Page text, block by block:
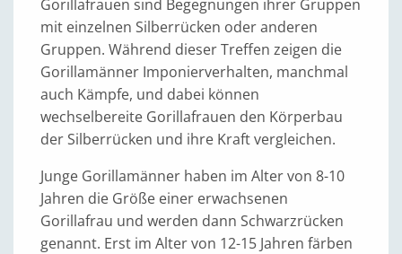
Gorillafrauen sind Begegnungen ihrer Gruppen
mit einzelnen Silberrücken oder anderen
Gruppen. Während dieser Treffen zeigen die
Gorillamänner Imponierverhalten, manchmal
auch Kämpfe, und dabei können
wechselbereite Gorillafrauen den Körperbau
der Silberrücken und ihre Kraft vergleichen.
Junge Gorillamänner haben im Alter von 8-10
Jahren die Größe einer erwachsenen
Gorillafrau und werden dann Schwarzrücken
genannt. Erst im Alter von 12-15 Jahren färben